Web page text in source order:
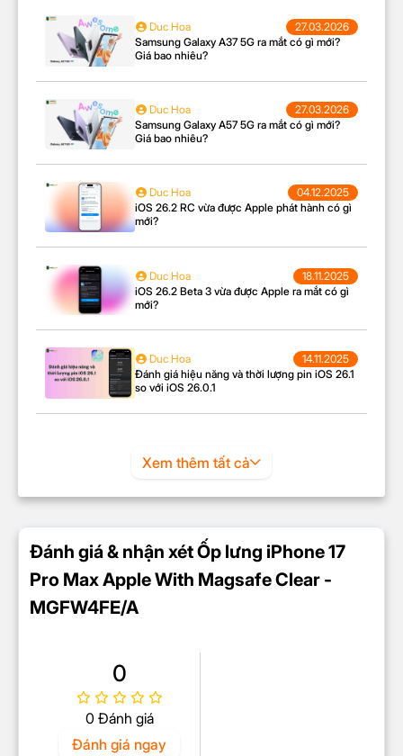
Duc Hoa
27.03.2026
Samsung Galaxy A37 5G ra mắt có gì mới?
Giá bao nhiêu?
Duc Hoa
27.03.2026
Samsung Galaxy A57 5G ra mắt có gì mới?
Giá bao nhiêu?
Duc Hoa
04.12.2025
iOS 26.2 RC vừa được Apple phát hành có gì
mới?
Duc Hoa
18.11.2025
iOS 26.2 Beta 3 vừa được Apple ra mắt có gì
mới?
Duc Hoa
14.11.2025
Đánh giá hiệu năng và thời lượng pin iOS 26.1
so với iOS 26.0.1
Xem thêm tất cả
Đánh giá & nhận xét Ốp lưng iPhone 17
Pro Max Apple With Magsafe Clear -
MGFW4FE/A
0
0 Đánh giá
Đánh giá ngay